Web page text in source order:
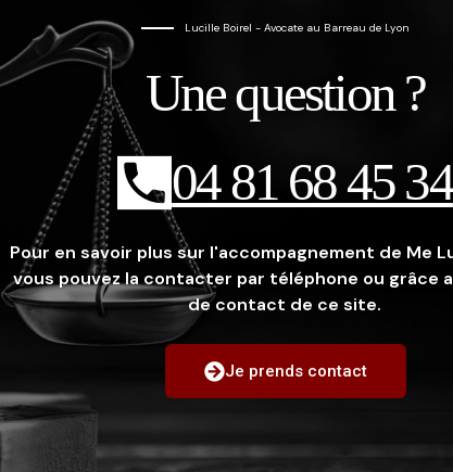
Lucille Boirel - Avocate au Barreau de Lyon
Une question ?
04 81 68 45 34
Pour en savoir plus sur l'accompagnement de Me
vous pouvez la contacter par téléphone ou grâce
de contact de ce site.
Je prends contact